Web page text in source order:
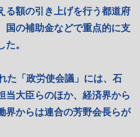
る額の引き上げを行う都道府
国の補助金などで重点的に支
。
た「政労使会議」には、石
当大臣らのほか、経済界から
界からは連合の芳野会長らが